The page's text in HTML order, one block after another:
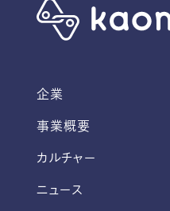
企業
事業概要
カルチャー
ニュース